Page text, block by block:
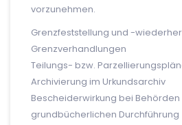
vorzunehmen.
Grenzfeststellung und -
Grenzverhandlungen
Teilungs- bzw.
Archivierung im Urkundsarchiv
Bescheiderwirkung bei
grundbücherlichen Durchführung